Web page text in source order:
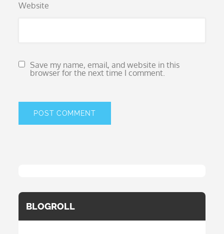
Website
Save my name, email, and website in this
browser for the next time I comment.
BLOGROLL